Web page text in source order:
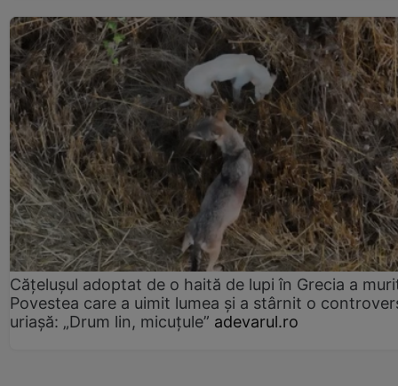
Cățelușul adoptat de o haită de lupi în Grecia a
Povestea care a uimit lumea și a stârnit o
uriașă: „Drum lin, micuțule” adevarul.ro